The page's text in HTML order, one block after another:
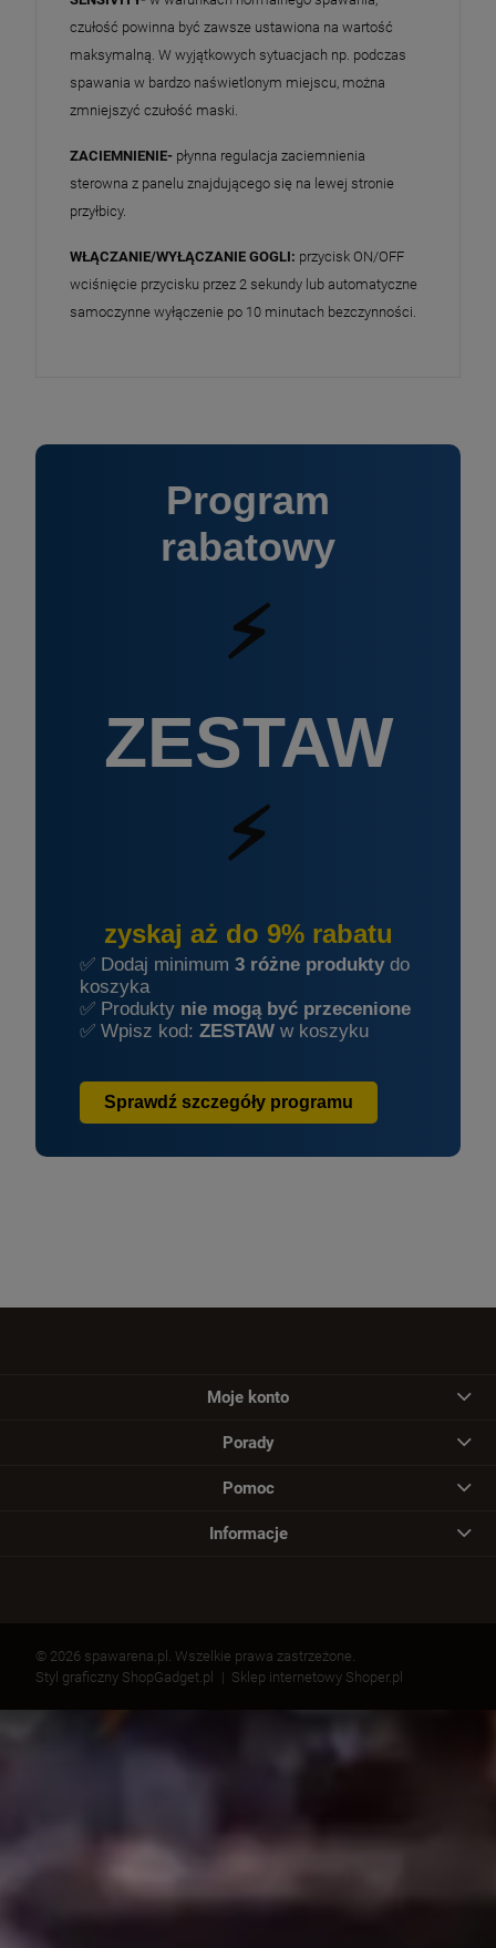
czułość powinna być zawsze ustawiona na wartość
maksymalną. W wyjątkowych sytuacjach np. podczas
spawania w bardzo naświetlonym miejscu, można
zmniejszyć czułość maski.
ZACIEMNIENIE- płynna regulacja zaciemnienia
sterowna z panelu znajdującego się na lewej stronie
przyłbicy.
WŁĄCZANIE/WYŁĄCZANIE GOGLI: przycisk ON/OFF
wciśnięcie przycisku przez 2 sekundy lub automatyczne
samoczynne wyłączenie po 10 minutach bezczynności.
Program
rabatowy
⚡
ZESTAW
⚡
zyskaj aż do 9% rabatu
✅ Dodaj minimum 3 różne produkty do
koszyka
✅ Produkty nie mogą być przecenione
✅ Wpisz kod: ZESTAW w koszyku
Sprawdź szczegóły programu
Moje konto
Porady
Pomoc
Informacje
© 2026 spawarena.pl. Wszelkie prawa zastrzeżone.
Styl graficzny ShopGadget.pl
Sklep internetowy Shoper.pl